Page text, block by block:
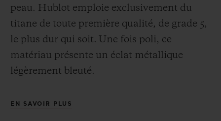
peau. Hublot emploie exclusivement du
titane de toute première qualité, de grade 5,
le plus dur qui soit. Une fois poli, ce
matériau présente un éclat métallique
légèrement bleuté.
EN SAVOIR PLUS